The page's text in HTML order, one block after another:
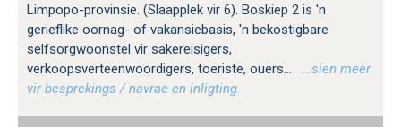
Limpopo-provinsie. (Slaapplek vir 6). Boskiep 2 is 'n
gerieflike oornag- of vakansiebasis, 'n bekostigbare
selfsorgwoonstel vir sakereisigers,
verkoopsverteenwoordigers, toeriste, ouers...
…sien meer
vir besprekings / navrae en inligting.